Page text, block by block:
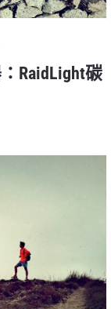
RaidLight碳